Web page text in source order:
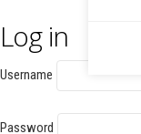
Log in
Username
Password